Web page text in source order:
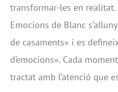
transformar-les en realitat.
Emocions de Blanc
de casaments» i es
d’emocions». Cada
tractat amb l’atenció que